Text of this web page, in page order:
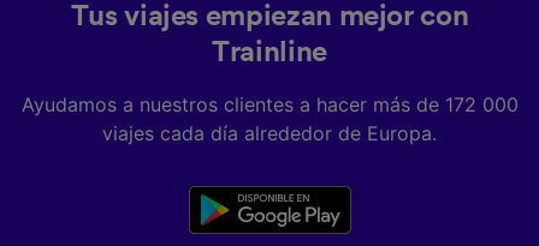
Tus viajes empiezan mejor con
Trainline
Ayudamos a nuestros clientes a hacer más de 172 000
viajes cada día alrededor de Europa.